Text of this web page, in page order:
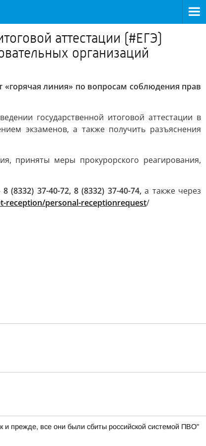
аттестации (#ЕГЭ)
организаций
«горячая линия» по вопросам соблюдения прав
государственной итоговой аттестации в
экзаменов, а также получить разъяснения
приняты меры прокурорского реагирования,
8 (8332) 37-40-72, 8 (8332) 37-40-74,а также через
reception/personal-receptionrequest/
и прежде, все они были сбиты российской системой ПВО"